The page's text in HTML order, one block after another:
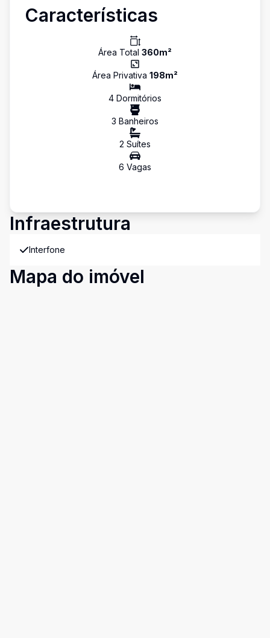
Características
Área Total 360m²
Área Privativa 198m²
4 Dormitórios
3 Banheiros
2 Suítes
6 Vagas
Infraestrutura
Interfone
Mapa do imóvel